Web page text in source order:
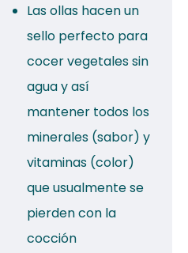
Las ollas hacen un
sello perfecto para
cocer vegetales sin
agua y así
mantener todos los
minerales (sabor) y
vitaminas (color)
que usualmente se
pierden con la
cocción